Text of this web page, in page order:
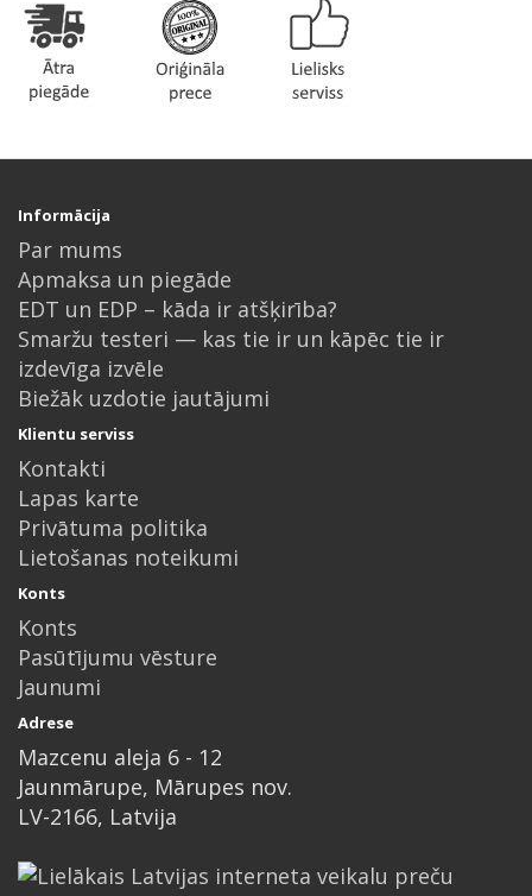
Informācija
Par mums
Apmaksa un piegāde
EDT un EDP – kāda ir atšķirība?
Smaržu testeri — kas tie ir un kāpēc tie ir
izdevīga izvēle
Biežāk uzdotie jautājumi
Klientu serviss
Kontakti
Lapas karte
Privātuma politika
Lietošanas noteikumi
Konts
Konts
Pasūtījumu vēsture
Jaunumi
Adrese
Mazcenu aleja 6 - 12
Jaunmārupe, Mārupes nov.
LV-2166, Latvija